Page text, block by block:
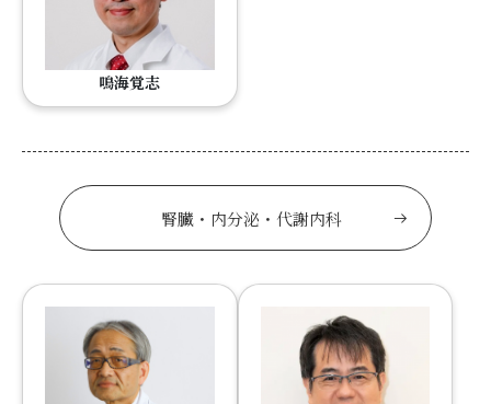
鳴海覚志
腎臓・内分泌・代謝内科